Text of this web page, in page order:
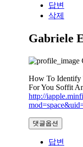
답변
삭제
Gabriele
How To Identify
For You Soffit
http://
댓글옵션
답변